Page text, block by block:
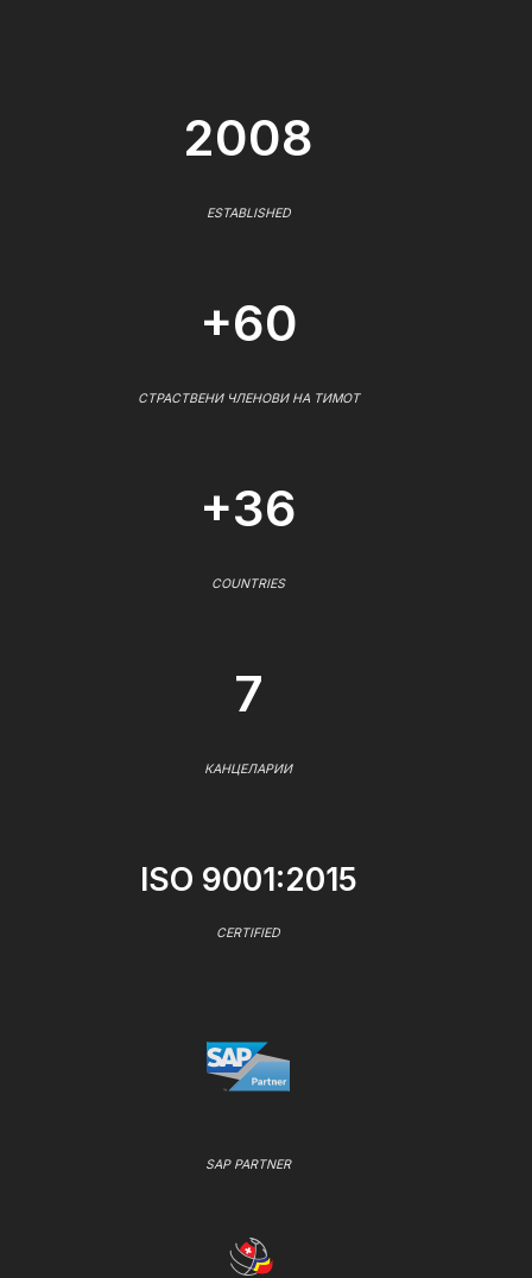
2008
ESTABLISHED
+60
СТРАСТВЕНИ ЧЛЕНОВИ НА ТИМОТ
+36
COUNTRIES
7
КАНЦЕЛАРИИ
ISO 9001:2015
CERTIFIED
SAP PARTNER